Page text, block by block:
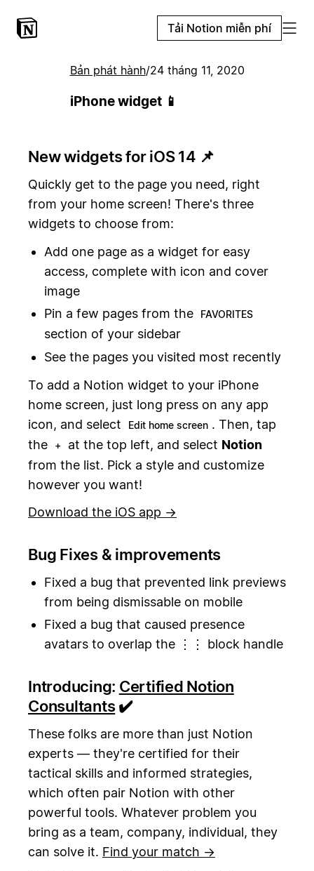
Tải Notion miễn phí
Bản phát hành/24 tháng 11, 2020
iPhone widget 📱
New widgets for iOS 14 📌
Quickly get to the page you need, right
from your home screen! There's three
widgets to choose from:
Add one page as a widget for easy
access, complete with icon and cover
image
Pin a few pages from the
FAVORITES
section of your sidebar
See the pages you visited most recently
To add a Notion widget to your iPhone
home screen, just long press on any app
icon, and select
Edit home screen . Then, tap
the
+ at the top left, and select Notion
from the list. Pick a style and customize
however you want!
Download the iOS app →
Bug Fixes & improvements
Fixed a bug that prevented link previews
from being dismissable on mobile
Fixed a bug that caused presence
avatars to overlap the ⋮⋮ block handle
Introducing: Certified Notion
Consultants✔️
These folks are more than just Notion
experts — they're certified for their
tactical skills and informed strategies,
which often pair Notion with other
powerful tools. Whatever problem you
bring as a team, company, individual, they
can solve it. Find your match →